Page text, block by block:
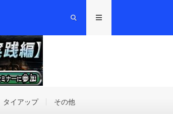
タイアップ その他